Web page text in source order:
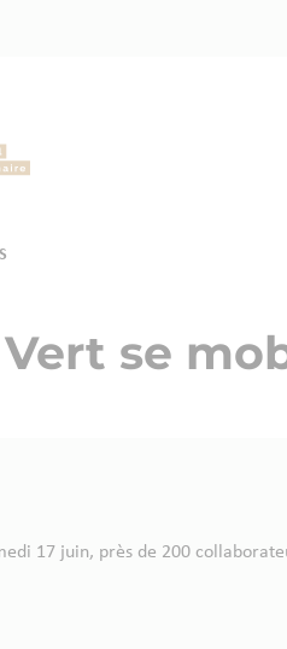
se
17 juin, près de 200